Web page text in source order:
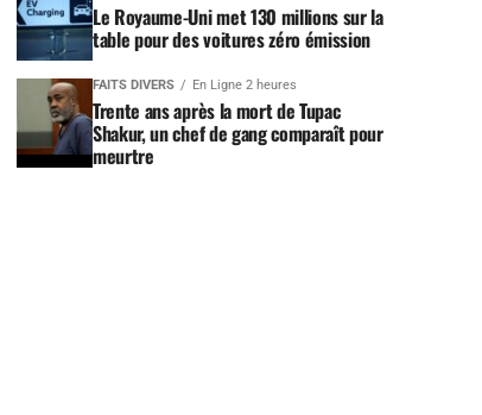
Le Royaume-Uni met 130 millions sur la
table pour des voitures zéro émission
FAITS DIVERS En Ligne 2 heures
Trente ans après la mort de Tupac
Shakur, un chef de gang comparaît pour
meurtre